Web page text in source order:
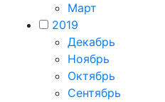
Март
2019
Декабрь
Ноябрь
Октябрь
Сентябрь